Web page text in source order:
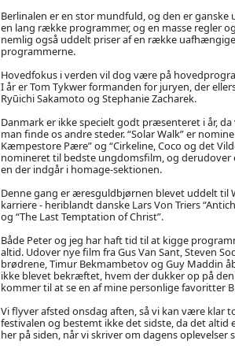
Berlinalen er en stor mundfuld, og den er
en lang række programmer, og en masse regler
nemlig også uddelt priser af en række
programmerne.
Hovedfokus i verden vil dog være på
I år er Tom Tykwer formanden for juryen, der
Ryūichi Sakamoto og Stephanie Zacharek.
Danmark er ikke specielt godt præsenteret i år,
man finde os andre steder. “Solar Walk” er
Kæmpestore Pære” og “Cirkeline, Coco og det
nomineret til bedste ungdomsfilm, og
en der indgår i homage-sektionen.
Denne gang er æresguldbjørnen blevet uddelt til
karriere - heriblandt danske Lars Von Triers
og “The Last Temptation of Christ”.
Både Peter og jeg har haft tid til at kigge
altid. Udover nye film fra Gus Van Sant, Steven
brødrene, Timur Bekmambetov og Guy Maddin
ikke blevet bekræftet, hvem der dukker op på
kommer til at se en af mine personlige favoritter
Vi flyver afsted onsdag aften, så vi kan være klar
festivalen og bestemt ikke det sidste, da det
her på siden, når vi skriver om dagens oplevelser